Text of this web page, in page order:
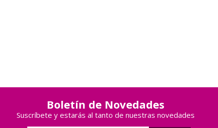
Boletín de Novedades
Suscríbete y estarás al tanto de nuestras novedades